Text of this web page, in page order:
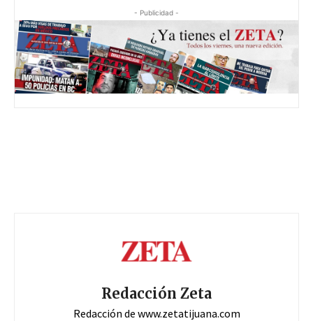
- Publicidad -
Redacción Zeta
Redacción de www.zetatijuana.com